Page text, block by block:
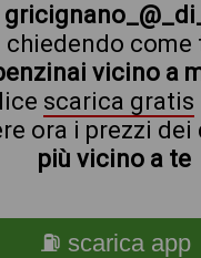
come
vicino a
scarica gratis
ora i prezzi
più vicino a te
⛽ scarica app